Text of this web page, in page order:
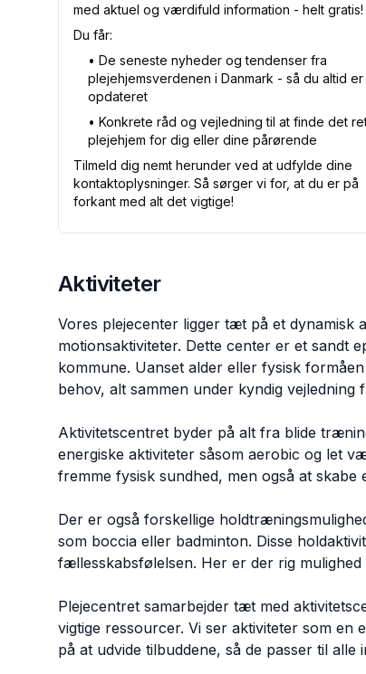
med aktuel og værdifuld information - helt gratis!
Du får:
•⁠ De seneste nyheder og tendenser fra
plejehjemsverdenen i Danmark - så du altid er
opdateret
•⁠ Konkrete råd og vejledning til at finde det
plejehjem for dig eller dine pårørende
Tilmeld dig nemt herunder ved at udfylde dine
kontaktoplysninger. Så sørger vi for, at du er på
forkant med alt det vigtige!
Aktiviteter
Vores plejecenter ligger tæt på et dynamisk
motionsaktiviteter. Dette center er et sandt
kommune. Uanset alder eller fysisk
behov, alt sammen under kyndig vejledning
Aktivitetscentret byder på alt fra blide
energiske aktiviteter såsom aerobic og let
fremme fysisk sundhed, men også at
Der er også forskellige
som boccia eller badminton. Disse
fællesskabsfølelsen. Her er der rig
Plejecentret samarbejder tæt med
vigtige ressourcer. Vi ser aktiviteter som en
på at udvide tilbuddene, så de passer til